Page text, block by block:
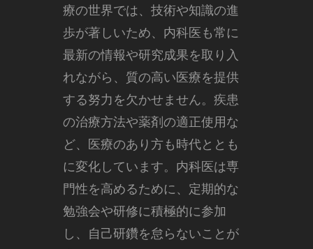
療の世界では、技術や知識の進
歩が著しいため、内科医も常に
最新の情報や研究成果を取り入
れながら、質の高い医療を提供
する努力を欠かせません。疾患
の治療方法や薬剤の適正使用な
ど、医療のあり方も時代ととも
に変化しています。内科医は専
門性を高めるために、定期的な
勉強会や研修に積極的に参加
し、自己研鑽を怠らないことが